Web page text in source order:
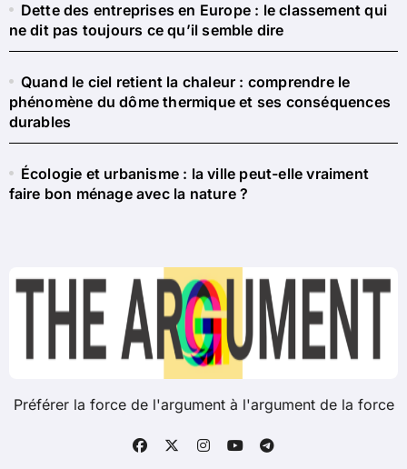
Dette des entreprises en Europe : le classement qui
ne dit pas toujours ce qu’il semble dire
Quand le ciel retient la chaleur : comprendre le
phénomène du dôme thermique et ses conséquences
durables
Écologie et urbanisme : la ville peut-elle vraiment
faire bon ménage avec la nature ?
Préférer la force de l'argument à l'argument de la force